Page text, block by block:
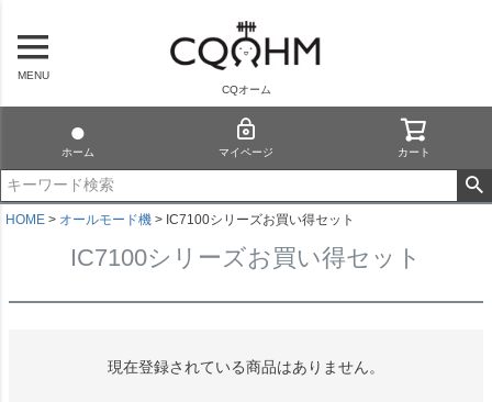
MENU
CQオーム
ホーム マイページ カート
HOME オールモード機 IC7100シリーズお買い得セット
IC7100シリーズお買い得セット
現在登録されている商品はありません。